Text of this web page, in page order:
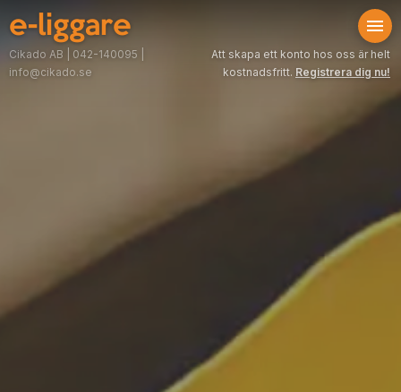
e-liggare
Cikado AB 042-140095
info@cikado.se
Att skapa ett konto hos oss är helt
kostnadsfritt. Registrera dig nu!